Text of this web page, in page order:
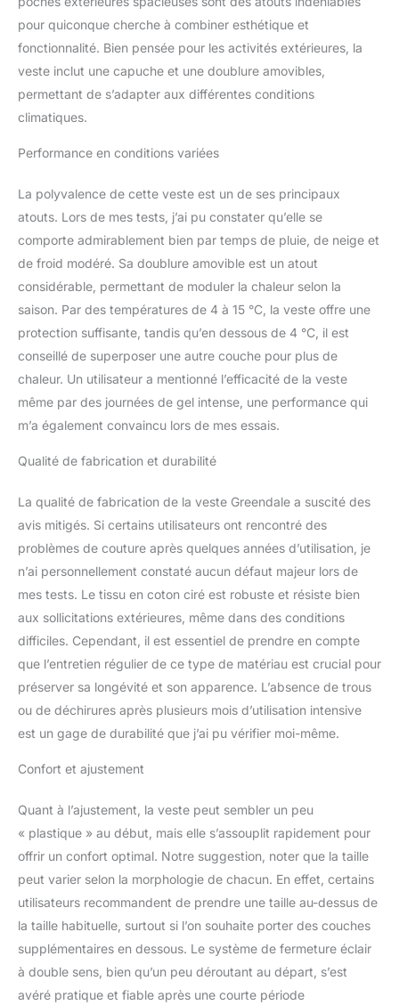
pour quiconque cherche à combiner esthétique et
fonctionnalité. Bien pensée pour les activités extérieures, la
veste inclut une capuche et une doublure amovibles,
permettant de s’adapter aux différentes conditions
climatiques.
Performance en conditions variées
La polyvalence de cette veste est un de ses principaux
atouts. Lors de mes tests, j’ai pu constater qu’elle se
comporte admirablement bien par temps de pluie, de neige et
de froid modéré. Sa doublure amovible est un atout
considérable, permettant de moduler la chaleur selon la
saison. Par des températures de 4 à 15 °C, la veste offre une
protection suffisante, tandis qu’en dessous de 4 °C, il est
conseillé de superposer une autre couche pour plus de
chaleur. Un utilisateur a mentionné l’efficacité de la veste
même par des journées de gel intense, une performance qui
m’a également convaincu lors de mes essais.
Qualité de fabrication et durabilité
La qualité de fabrication de la veste Greendale a suscité des
avis mitigés. Si certains utilisateurs ont rencontré des
problèmes de couture après quelques années d’utilisation, je
n’ai personnellement constaté aucun défaut majeur lors de
mes tests. Le tissu en coton ciré est robuste et résiste bien
aux sollicitations extérieures, même dans des conditions
difficiles. Cependant, il est essentiel de prendre en compte
que l’entretien régulier de ce type de matériau est crucial pour
préserver sa longévité et son apparence. L’absence de trous
ou de déchirures après plusieurs mois d’utilisation intensive
est un gage de durabilité que j’ai pu vérifier moi-même.
Confort et ajustement
Quant à l’ajustement, la veste peut sembler un peu
« plastique » au début, mais elle s’assouplit rapidement pour
offrir un confort optimal. Notre suggestion, noter que la taille
peut varier selon la morphologie de chacun. En effet, certains
utilisateurs recommandent de prendre une taille au-dessus de
la taille habituelle, surtout si l’on souhaite porter des couches
supplémentaires en dessous. Le système de fermeture éclair
à double sens, bien qu’un peu déroutant au départ, s’est
avéré pratique et fiable après une courte période